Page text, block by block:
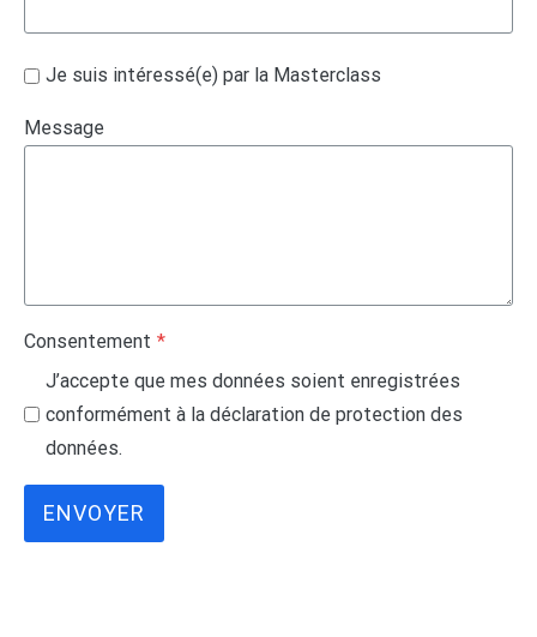
Je suis intéressé(e) par la Masterclass
Message
Consentement *
J’accepte que mes données soient enregistrées
conformément à la déclaration de protection des
données.
ENVOYER